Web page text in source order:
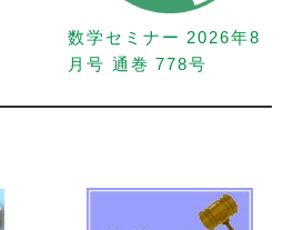
数学セミナー 2026年8
月号 通巻 778号